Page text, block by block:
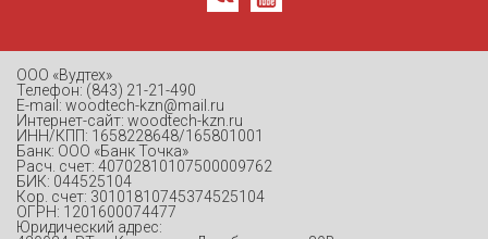
ООО «Вудтех»
Телефон: (843) 21-21-490
E-mail: woodtech-kzn@mail.ru
Интернет-сайт: woodtech-kzn.ru
ИНН/КПП: 1658228648/165801001
Банк: ООО «Банк Точка»
Расч. счет: 40702810107500009762
БИК: 044525104
Кор. счет: 30101810745374525104
ОГРН: 1201600074477
Юридический адрес: